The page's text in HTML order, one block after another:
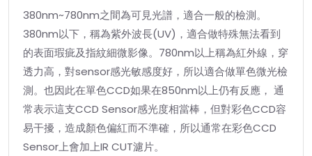
380nm~780nm之間為可見光譜，適合一般的檢測。
380nm以下，稱為紫外波長(UV)，適合做特殊無法看到
的表面瑕疵及指紋細微影像。780nm以上稱為紅外線，穿
透力高，對sensor感光敏感度好，所以適合做單色微光檢
測。也因此在單色CCD如果在850nm以上仍有反應， 通
常表示這支CCD Sensor感光度相當棒，但對彩色CCD容
易干擾，造成顏色偏紅而不準確，所以通常在彩色CCD
Sensor上會加上IR CUT濾片。